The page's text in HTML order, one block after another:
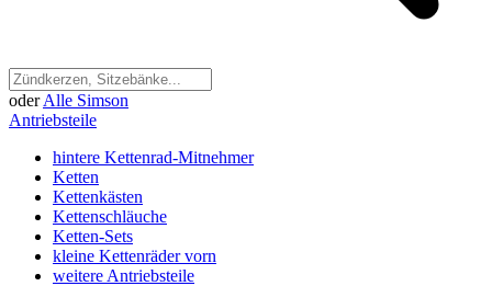
oder Alle Simson
Antriebsteile
hintere Kettenrad-Mitnehmer
Ketten
Kettenkästen
Kettenschläuche
Ketten-Sets
kleine Kettenräder vorn
weitere Antriebsteile